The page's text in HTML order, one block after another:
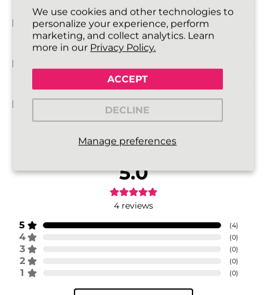
We use cookies and other technologies to
personalize your experience, perform
marketing, and collect analytics. Learn
more in our Privacy Policy.
Manage preferences
ACCEPT
DECLINE
INFORMATIE OVER LEVERING
RETOURBELEID
FAQ
5.0
4 reviews
5 (4)
4 (0)
3 (0)
2 (0)
1 (0)